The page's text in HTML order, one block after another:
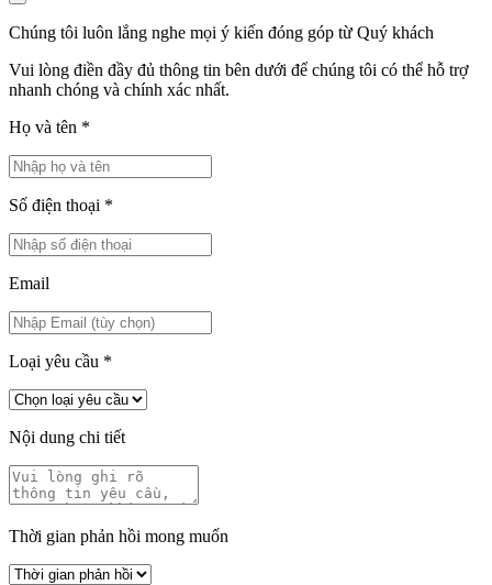
Chúng tôi luôn lắng nghe mọi ý kiến đóng góp từ Quý khách
Vui lòng điền đầy đủ thông tin bên dưới để chúng tôi có thể hỗ trợ
nhanh chóng và chính xác nhất.
Họ và tên *
Số điện thoại *
Email
Loại yêu cầu *
Nội dung chi tiết
Thời gian phản hồi mong muốn